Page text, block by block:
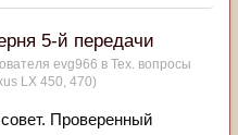
5-й передачи
evg966 в Тех. вопросы
LX 450, 470)
Проверенный